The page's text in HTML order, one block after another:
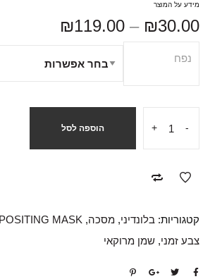
מידע על המוצר
₪30.00
–
₪119.00
נפח
-
+ הוספה לסל
קטגוריות: בלונדיני, מסכה,
צבע זמני, שמן מרוקאי